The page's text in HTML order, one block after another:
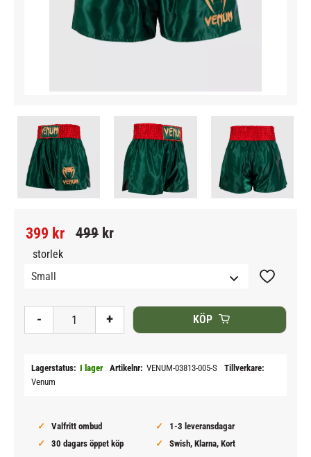
Nedsatt pris:
399 kr Ordinarie pris:
499 kr
storlek
+
- KÖP
Lägg till
Lagerstatus I lager Artikelnr VENUM-03813-005-S
Tillverkare
Venum
Valfritt ombud
1-3 leveransdagar
30 dagars öppet köp
Swish, Klarna, Kort